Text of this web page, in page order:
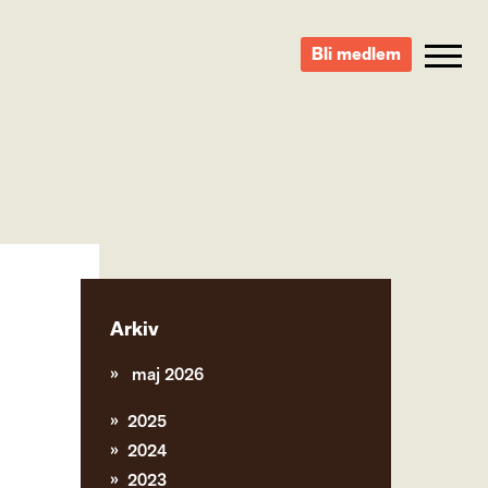
Bli medlem
Arkiv
maj 2026
2025
2024
2023